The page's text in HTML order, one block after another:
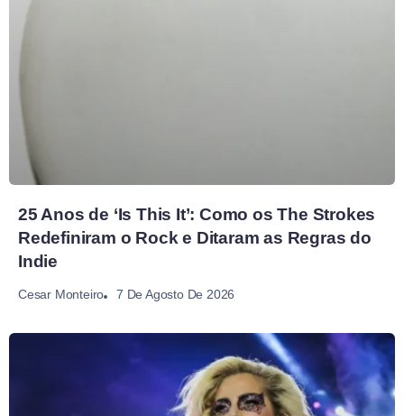
25 Anos de ‘Is This It’: Como os The Strokes
Redefiniram o Rock e Ditaram as Regras do
Indie
Cesar Monteiro 7 De Agosto De 2026